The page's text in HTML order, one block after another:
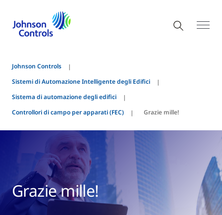
Johnson Controls
Sistemi di Automazione Intelligente degli Edifici
Sistema di automazione degli edifici
Controllori di campo per apparati (FEC)
Grazie mille!
Grazie mille!